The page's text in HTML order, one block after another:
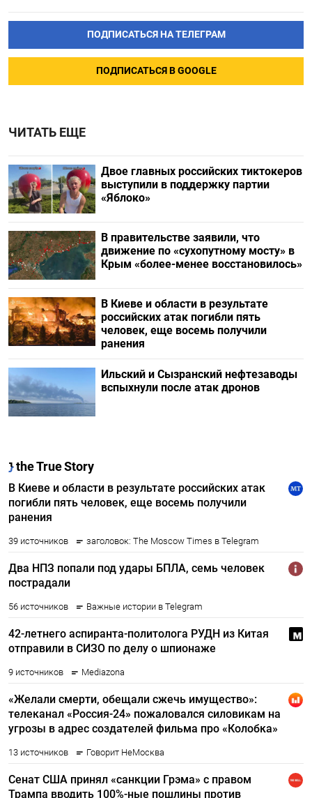
ПОДПИСАТЬСЯ НА ТЕЛЕГРАМ
ПОДПИСАТЬСЯ В GOOGLE
ЧИТАТЬ ЕЩЕ
Двое главных российских тиктокеров
выступили в поддержку партии
«Яблоко»
В правительстве заявили, что
движение по «сухопутному мосту» в
Крым «более-менее восстановилось»
В Киеве и области в результате
российских атак погибли пять
человек, еще восемь получили
ранения
Ильский и Сызранский нефтезаводы
вспыхнули после атак дронов